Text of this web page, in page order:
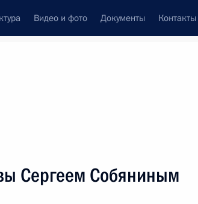
Видео и фото Документы Контакты
Пресс-конференции
Сергеем Собяниным